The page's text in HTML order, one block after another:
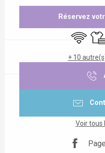
Réservez
WiFi
+ 10
Voir tous